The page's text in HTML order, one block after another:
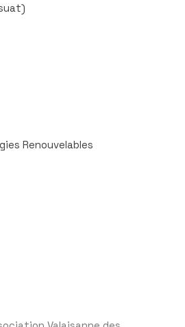
Renouvelables